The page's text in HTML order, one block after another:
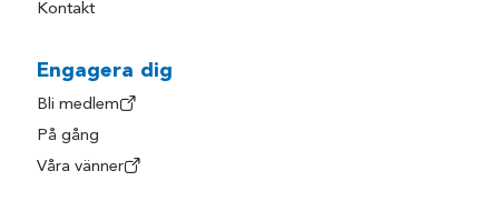
Kontakt
Engagera dig
Bli medlem
På gång
Våra vänner